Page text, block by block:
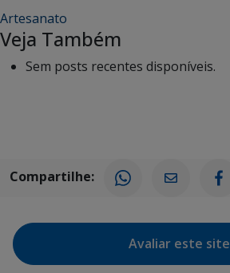
Artesanato
Veja Também
Sem posts recentes disponíveis.
Compartilhe:
Avaliar este site